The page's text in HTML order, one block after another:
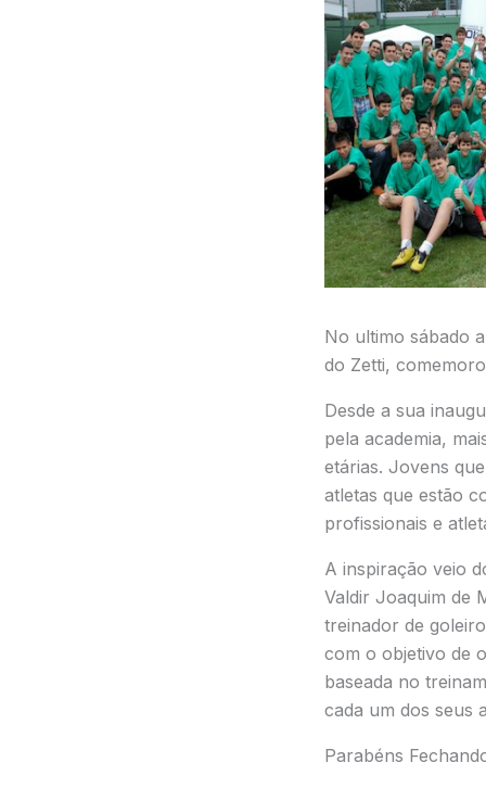
No ultimo sábado
do Zetti,
Desde a sua
pela academia,
etárias. Jovens
atletas que estão
profissionais e
A inspiração veio
Valdir Joaquim de
treinador de
com o objetivo de
baseada no
cada um dos seus
Parabéns